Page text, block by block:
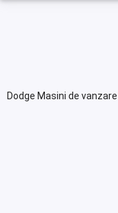
Dodge Masini de